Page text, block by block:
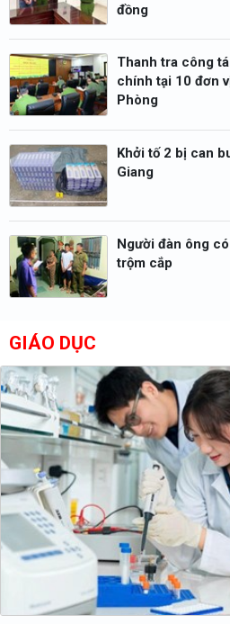
đồng
Thanh tra công
chính tại 10 đơn
Phòng
Khởi tố 2 bị can
Giang
Người đàn ông
trộm cắp
GIÁO DỤC